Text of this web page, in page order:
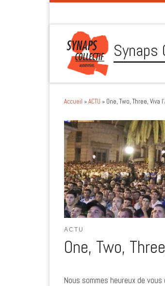
Accueil »ACTU » One, Two, Three, Viva
ACTU
One, Two,
Nous sommes heureux de